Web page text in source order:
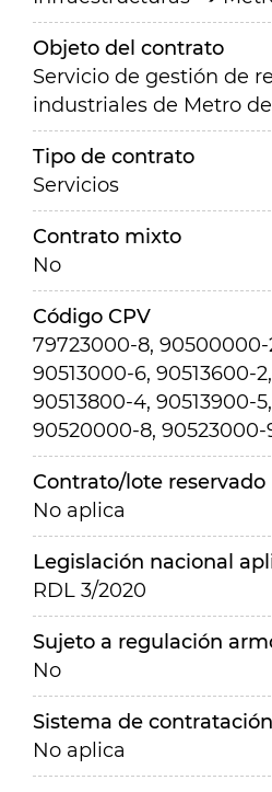
Objeto del contrato
Servicio de gestión de
industriales de Metro
Tipo de contrato
Servicios
Contrato mixto
No
Código CPV
79723000-8, 90500000-
90513000-6, 90513600-
90513800-4, 90513900-
90520000-8, 90523000-
Contrato/lote reservado
No aplica
Legislación nacional
RDL 3/2020
Sujeto a regulación
No
Sistema de contratación
No aplica